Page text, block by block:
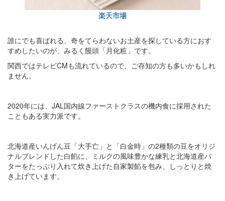
楽天市場
誰にでも喜ばれる、奇をてらわないお土産を探している方におす
すめしたいのが、みるく饅頭「月化粧」です。
関西ではテレビCMも流れているので、ご存知の方も多いかもしれ
ません。
2020年には、JAL国内線ファーストクラスの機内食に採用された
こともある実力派です。
北海道産いんげん豆「大手亡」と「白金時」の2種類の豆をオリジ
ナルブレンドした白餡に、ミルクの風味豊かな練乳と北海道産バ
ターをたっぷり入れて炊き上げた自家製餡を包み、しっとりと焼
き上げています。